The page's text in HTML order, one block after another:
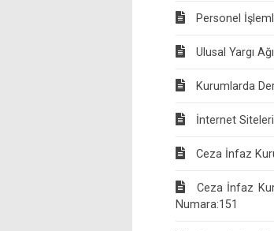
Personel
Ulusal Yargı
Kurumlarda
İnternet
Ceza İnfaz
Ceza İnfaz
Numara:151